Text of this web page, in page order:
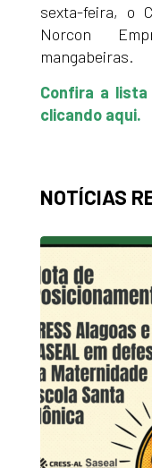
sexta-feira, o
Norcon
mangabeiras.
Confira a
clicando aqui.
NOTÍCIAS